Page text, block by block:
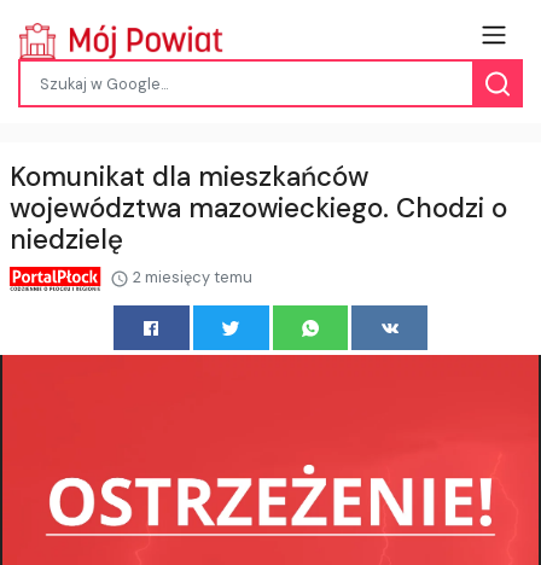
Komunikat dla mieszkańców
województwa mazowieckiego. Chodzi o
niedzielę
2 miesięcy temu